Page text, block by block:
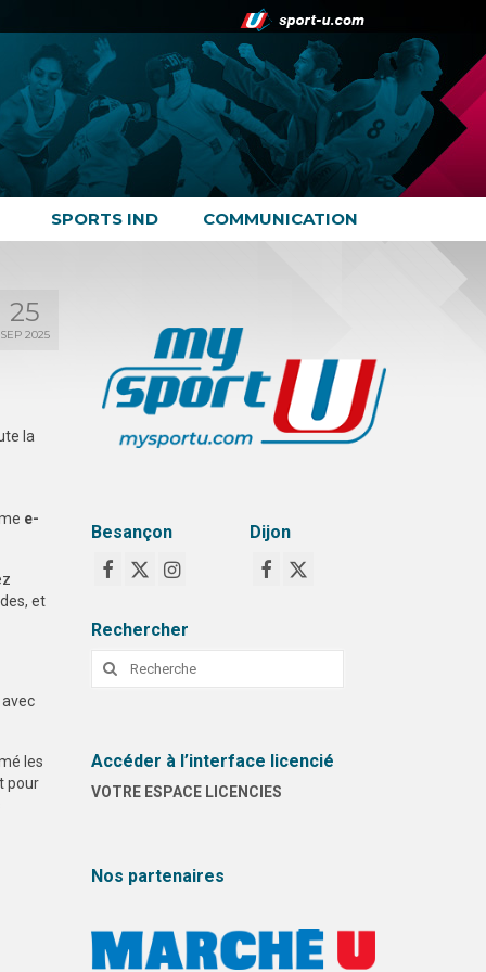
SPORTS IND COMMUNICATION
25
SEP 2025
la
e-
et
avec
les
pour
Besançon Dijon
Rechercher
Rechercher
Accéder à l’interface licencié
VOTRE ESPACE LICENCIES
Nos partenaires